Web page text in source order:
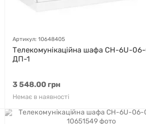
Артикул: 10648405
Телекомунікаційна шафа СН-6U-
ДП-1
3 548.00 грн
Немає в наявності